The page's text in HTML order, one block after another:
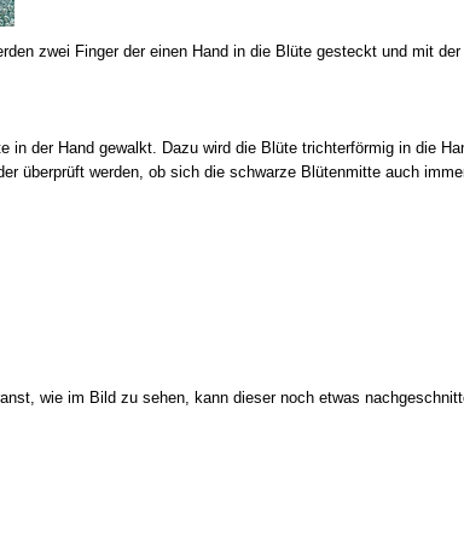
zwei Finger der einen Hand in die Blüte gesteckt und mit
in der Hand gewalkt. Dazu wird die Blüte trichterförmig in die
überprüft werden, ob sich die schwarze Blütenmitte auch
wie im Bild zu sehen, kann dieser noch etwas